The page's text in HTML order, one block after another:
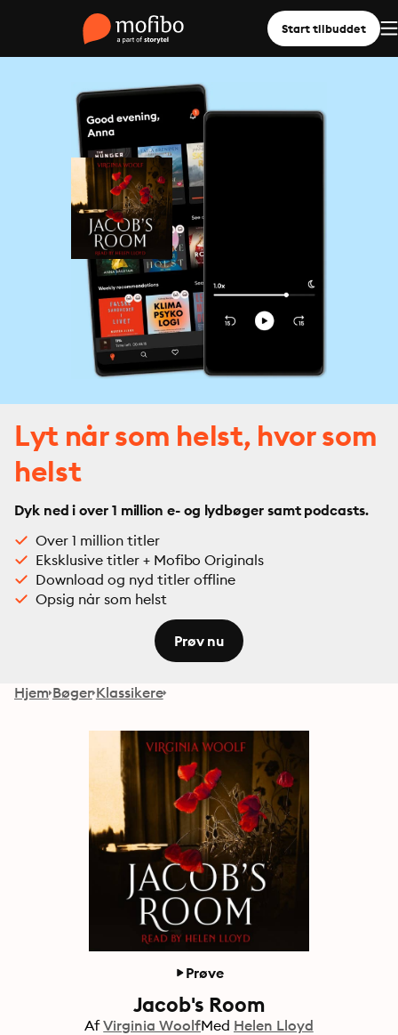
Start tilbuddet
Lyt når som helst, hvor som
helst
Dyk ned i over 1 million e- og lydbøger samt podcasts.
Over 1 million titler
Eksklusive titler + Mofibo Originals
Download og nyd titler offline
Opsig når som helst
Prøv nu
Hjem Bøger Klassikere
Prøve
Jacob's Room
Af Virginia WoolfMed Helen Lloyd